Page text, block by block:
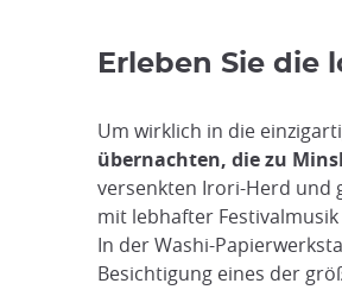
Erleben Sie die
Um wirklich in die
übernachten, die zu
versenkten Irori-Herd und
mit lebhafter
In der Washi-
Besichtigung eines der